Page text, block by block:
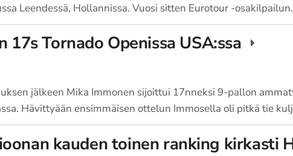
Leendessä, Hollannissa. Vuosi sitten Eurotour -
17s Tornado Openissa USA:ssa
jälkeen Mika Immonen sijoittui 17nneksi 9-pallon
Hävittyään ensimmäisen ottelun Immosella oli pitkä tie
kauden toinen ranking kirkasti